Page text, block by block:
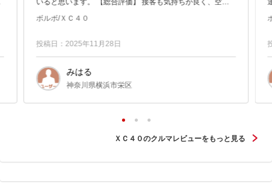
いると思います。 【総合評価】 接客も気持ちが良く、空間
ボルボ/ＸＣ４０
投稿日：2025年11月28日
みはる
神奈川県横浜市栄区
運
ＸＣ４０のクルマレビューをもっと見る